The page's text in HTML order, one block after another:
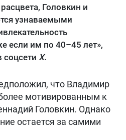
Головкин и
узнаваемыми
если им по 40–45 лет»,
соцсети Х.
что Владимир
мотивированным к
Головкин. Однако
остается за самими